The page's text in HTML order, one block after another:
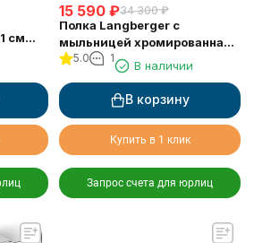
см
15 590 ₽34 300 ₽
Полка Langberger с
мыльницей хромированная
универсальная к стене 52 см
5.0 1
В наличии
В корзину
Купить в 1 клик
Запрос счета для юрлиц